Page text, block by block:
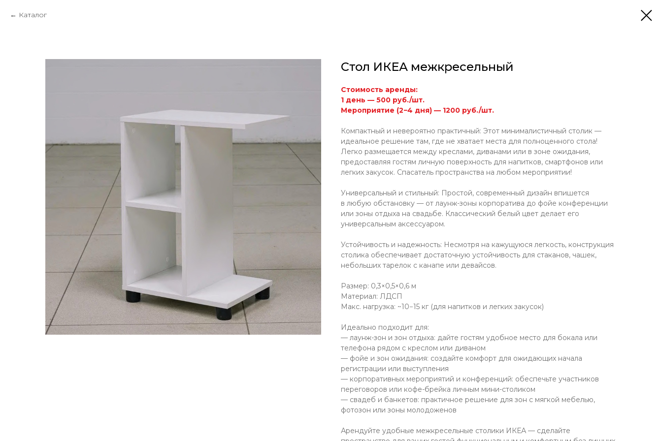
Каталог
Стол ИКЕА межкресельный
Стоимость аренды:
1 день — 500 руб./шт.
Мероприятие (2−4 дня) — 1200 руб./шт.
Компактный и невероятно практичный: Этот минималистичный столик —
идеальное решение там, где не хватает места для полноценного стола!
Легко размещается между креслами, диванами или в зоне ожидания,
предоставляя гостям личную поверхность для напитков, смартфонов или
легких закусок. Спасатель пространства на любом мероприятии!
Универсальный и стильный: Простой, современный дизайн впишется
в любую обстановку — от лаунж-зоны корпоратива до фойе конференции
или зоны отдыха на свадьбе. Классический белый цвет делает его
универсальным аксессуаром.
Устойчивость и надежность: Несмотря на кажущуюся легкость, конструкция
столика обеспечивает достаточную устойчивость для стаканов, чашек,
небольших тарелок с канапе или девайсов.
Размер: 0,3×0,5×0,6 м
Материал: ЛДСП
Макс. нагрузка: ~10−15 кг (для напитков и легких закусок)
Идеально подходит для:
— лаунж-зон и зон отдыха: дайте гостям удобное место для бокала или
телефона рядом с креслом или диваном
— фойе и зон ожидания: создайте комфорт для ожидающих начала
регистрации или выступления
— корпоративных мероприятий и конференций: обеспечьте участников
переговоров или кофе-брейка личным мини-столиком
— свадеб и банкетов: практичное решение для зон с мягкой мебелью,
фотозон или зоны молодоженов
Арендуйте удобные межкресельные столики ИКЕА — сделайте